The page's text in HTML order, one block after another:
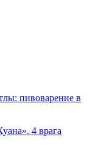
пивоварение в
4 врага